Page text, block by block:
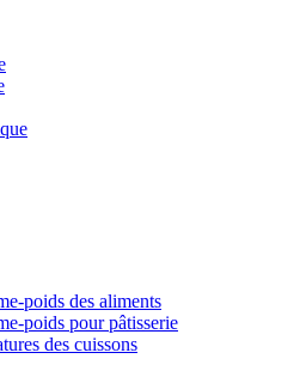
poids des aliments
poids pour pâtisserie
des cuissons